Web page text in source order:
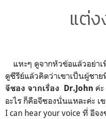
แต่ง
แหะๆ ดูจากหัวข้อแล้วอย่าเ
ดูซีรีย์แล้วคิดว่าเขาเป็นผู้ชา
จีซอง จากเรื่อง Dr.John ค่
อะไร ก็คือจีซองนั่นแหละค่ะ เ
I can hear your voice ที่ อีจ